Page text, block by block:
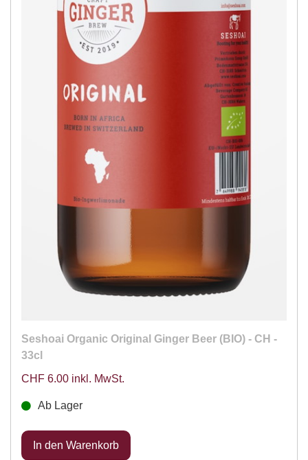
Seshoai Organic Original Ginger Beer (BIO) - CH -
33cl
CHF 6.00 inkl. MwSt.
Ab Lager